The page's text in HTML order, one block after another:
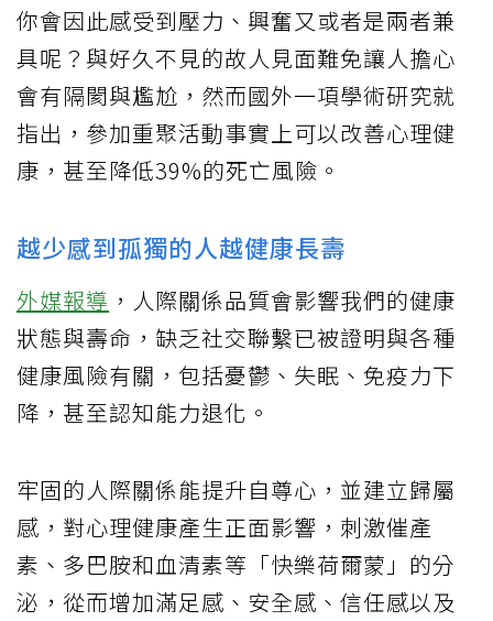
你會因此感受到壓力、興奮又或者是兩者兼
具呢？與好久不見的故人見面難免讓人擔心
會有隔閡與尷尬，然而國外一項學術研究就
指出，參加重聚活動事實上可以改善心理健
康，甚至降低39%的死亡風險。
越少感到孤獨的人越健康長壽
外媒報導 ，人際關係品質會影響我們的健康
狀態與壽命，缺乏社交聯繫已被證明與各種
健康風險有關，包括憂鬱、失眠、免疫力下
降，甚至認知能力退化。
牢固的人際關係能提升自尊心，並建立歸屬
感，對心理健康產生正面影響，刺激催產
素、多巴胺和血清素等「快樂荷爾蒙」的分
泌，從而增加滿足感、安全感、信任感以及